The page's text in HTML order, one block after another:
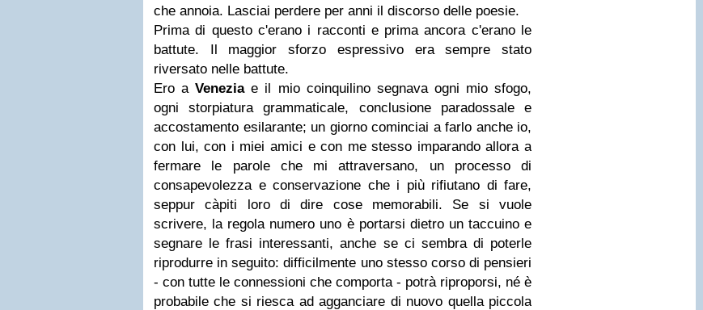
che annoia. Lasciai perdere per anni il discorso delle poesie.
Prima di questo c'erano i racconti e prima ancora c'erano le
battute. Il maggior sforzo espressivo era sempre stato
riversato nelle battute.
Ero aVeneziae il mio coinquilino segnava ogni mio sfogo,
ogni storpiatura grammaticale, conclusione paradossale e
accostamento esilarante; un giorno cominciai a farlo anche io,
con lui, con i miei amici e con me stesso imparando allora a
fermare le parole che mi attraversano, un processo di
consapevolezza e conservazione che i più rifiutano di fare,
seppur càpiti loro di dire cose memorabili. Se si vuole
scrivere, la regola numero uno è portarsi dietro un taccuino e
segnare le frasi interessanti, anche se ci sembra di poterle
riprodurre in seguito: difficilmente uno stesso corso di pensieri
- con tutte le connessioni che comporta - potrà riproporsi, né è
probabile che si riesca ad agganciare di nuovo quella piccola